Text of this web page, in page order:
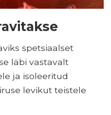
spetsiaalset
läbi vastavalt
ja isoleeritud
levikut teistele